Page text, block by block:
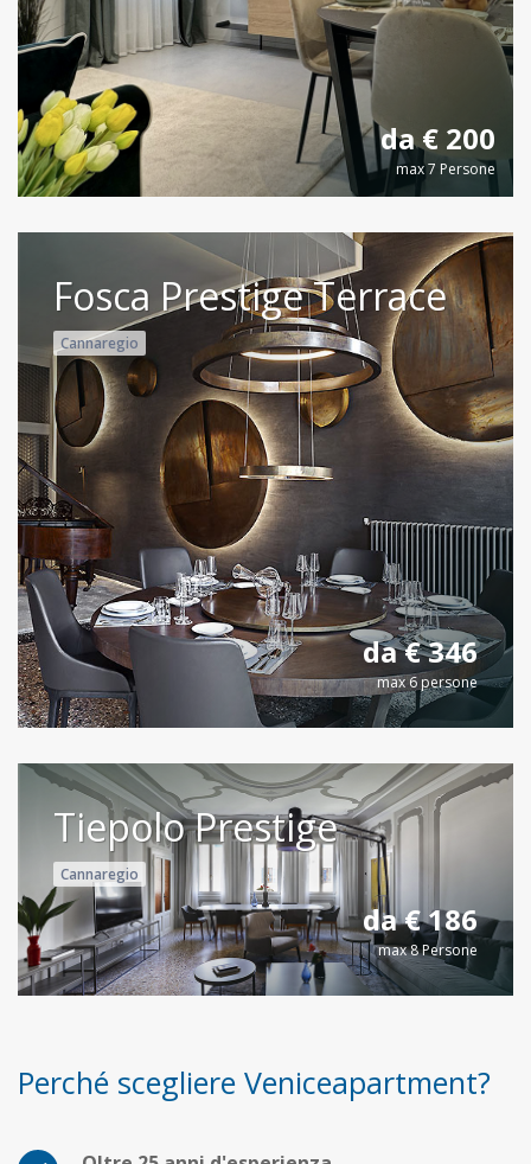
da € 200
max 7 Persone
Fosca Prestige Terrace
Cannaregio
da € 346
max 6 persone
Tiepolo Prestige
Cannaregio
da € 186
max 8 Persone
Perché scegliere Veniceapartment?